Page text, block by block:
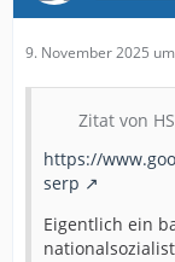
9. November 2025
Zitat von
https://
serp
Eigentlich ein